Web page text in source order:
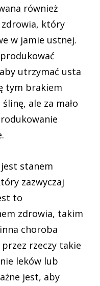
również
który
w jamie ustnej.
utrzymać usta
tym brakiem
ale za mało
stanem
zazwyczaj
to
zdrowia, takim
choroba
rzeczy takie
leków lub
jest, aby